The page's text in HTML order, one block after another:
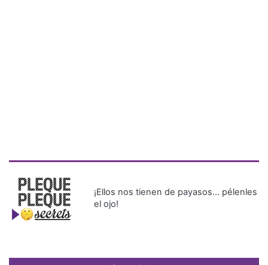
el ojo!
Más Recientes